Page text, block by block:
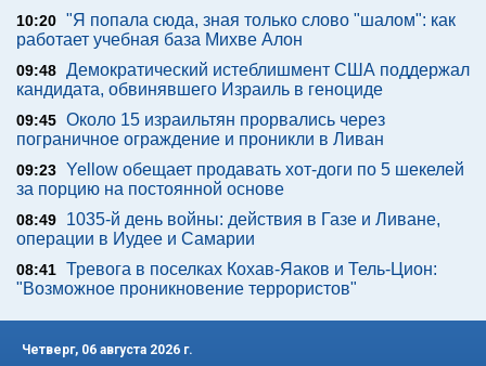
10:20 "Я попала сюда, зная только слово "шалом": как
работает учебная база Михве Алон
09:48 Демократический истеблишмент США поддержал
кандидата, обвинявшего Израиль в геноциде
09:45 Около 15 израильтян прорвались через
пограничное ограждение и проникли в Ливан
09:23 Yellow обещает продавать хот-доги по 5 шекелей
за порцию на постоянной основе
08:49
1035-й день войны: действия в Газе и Ливане,
операции в Иудее и Самарии
08:41 Тревога в поселках Кохав-Яаков и Тель-Цион:
"Возможное проникновение террористов"
Четверг, 06 августа 2026 г.